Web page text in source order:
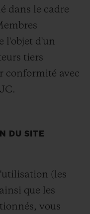
dans le cadre
l'objet d'un
tiers
conformité avec
DU SITE
(les
que les
vous